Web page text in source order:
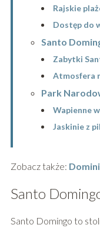
Rajskie
Dostęp do
Santo
Zabytki
Atmosfera
Park
Wapienne
Jaskinie z
Zobacz także:
Santo
Santo Domingo to